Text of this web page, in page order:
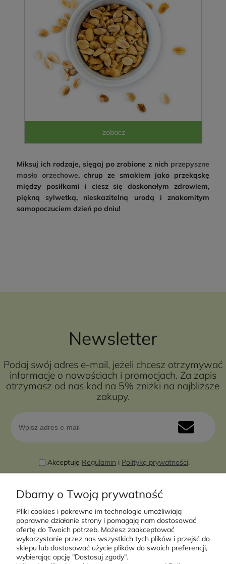
Miksuj ich rodzaje, sięgaj po zrobione z nich przepyszne
masło orzechowe, chrup ze smakiem jako przekąskę
między posiłkami i ciesz się doskonałym zdrowiem,
piękną sylwetką, nieskazitelną urodą i znakomitym
samopoczuciem dzień po dniu!
Newsletter
Podaj swój adres e-mail, jeżeli chcesz otrzymywać
informacje o nowościach i promocjach. Za zapis
otrzymasz od nas kod na 5% zniżki na najbliższe
zakupy.
Akceptuję Regulamin i Politykę prywatności.
Moje konto
Dbamy o Twoją prywatność
Pliki cookies i pokrewne im technologie umożliwiają
poprawne działanie strony i pomagają nam dostosować
ofertę do Twoich potrzeb. Możesz zaakceptować
wykorzystanie przez nas wszystkich tych plików i przejść do
sklepu lub dostosować użycie plików do swoich preferencji,
wybierając opcję "Dostosuj zgody".